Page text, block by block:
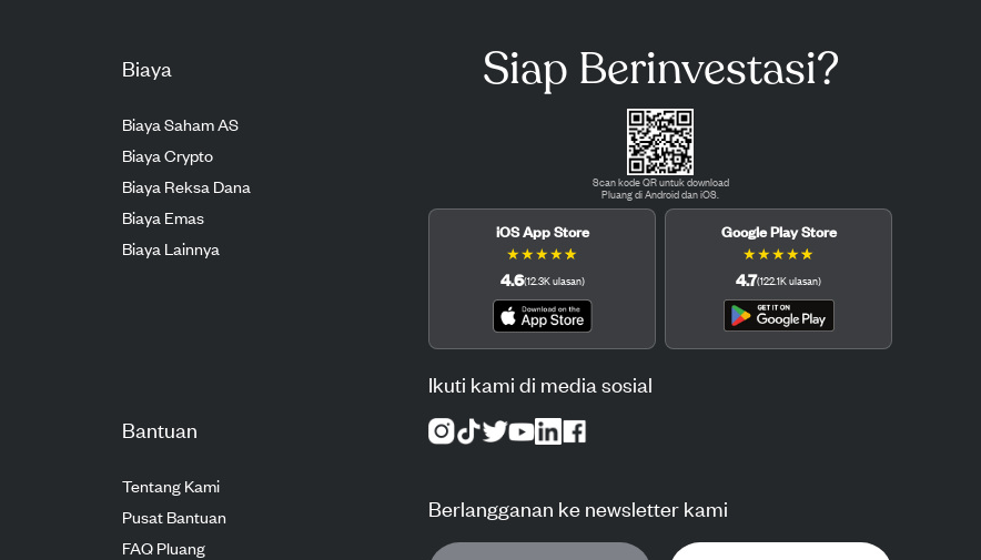
Biaya
Biaya Saham AS
Biaya Crypto
Biaya Reksa Dana
Biaya Emas
Biaya Lainnya
Bantuan
Tentang Kami
Pusat Bantuan
FAQ Pluang
Siap Berinvestasi?
Scan kode QR untuk download
Pluang di Android dan iOS.
iOS App Store
★★★★★
4.6(12.3Kulasan)
Google Play Store
★★★★★
4.7(122.1Kulasan)
Ikuti kami di media sosial
Berlangganan ke newsletter kami